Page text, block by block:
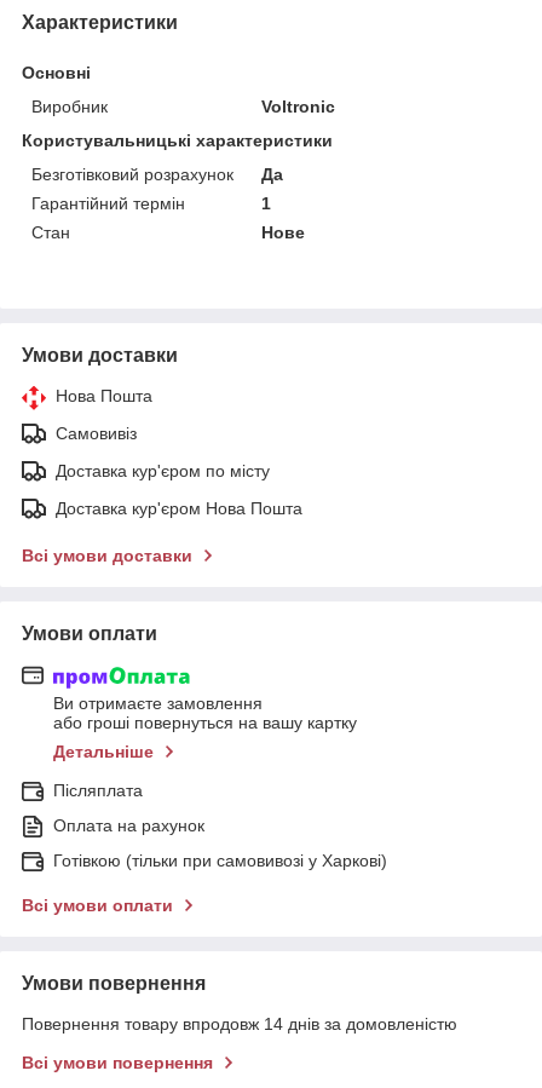
Характеристики
Основні
Виробник
Voltronic
Користувальницькі характеристики
Безготівковий розрахунок
Да
Гарантійний термін
1
Стан
Нове
Умови доставки
Нова Пошта
Самовивіз
Доставка кур'єром по місту
Доставка кур'єром Нова Пошта
Всі умови доставки
Умови оплати
Ви отримаєте замовлення
або гроші повернуться на вашу картку
Детальніше
Післяплата
Оплата на рахунок
Готівкою (тільки при самовивозі у Харкові)
Всі умови оплати
Умови повернення
Повернення товару впродовж 14 днів за домовленістю
Всі умови повернення